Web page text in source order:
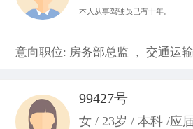
本人从事驾驶员已有十年。
意向职位: 房务部总监 ， 交通运输
99427号
女 / 23岁 / 本科 /应